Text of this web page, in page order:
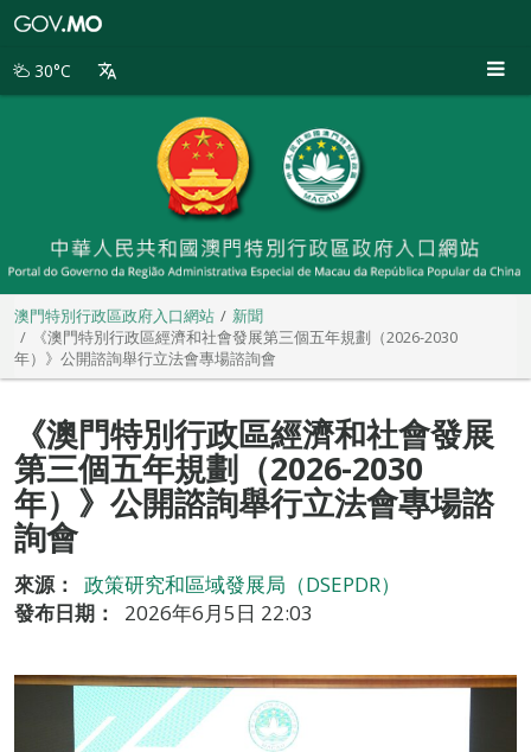
別
30°C
澳門特別行政區政府入口網站
新聞
《澳門特別行政區經濟和社會發展第三個五年規劃（2026-2030
年）》公開諮詢舉行立法會專場諮詢會
《澳門特別行政區經濟和社會發展
第三個五年規劃（2026-2030
年）》公開諮詢舉行立法會專場諮
詢會
來源：
政策研究和區域發展局（DSEPDR）
發布日期：
2026年6月5日 22:03